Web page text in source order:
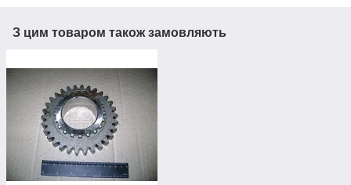
З цим товаром також замовляють